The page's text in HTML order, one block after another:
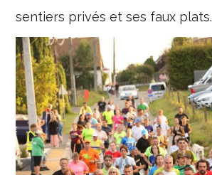
sentiers privés et ses faux plats.